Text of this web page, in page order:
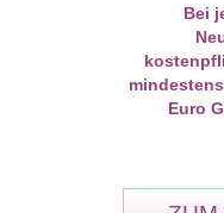
pragmatische und
Bei
Euro